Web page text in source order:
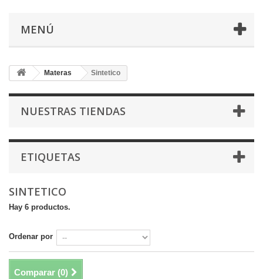
MENÚ
Materas Sintetico
NUESTRAS TIENDAS
ETIQUETAS
SINTETICO
Hay 6 productos.
Ordenar por
Comparar (0)